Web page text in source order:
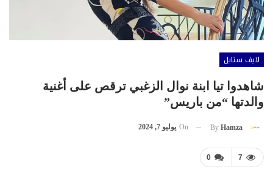
لايف ستايل
شاهدوا تيا ابنة نوال الزغبي ترقص على أغنية
والدتها “من باريس”
By Hamza
On يوليو 7, 2024
0 7